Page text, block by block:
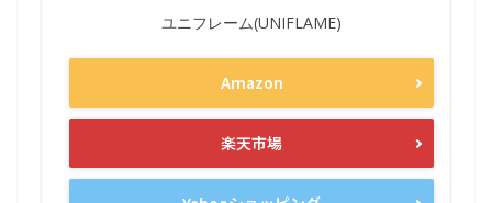
ユニフレーム(UNIFLAME)
Amazon
楽天市場